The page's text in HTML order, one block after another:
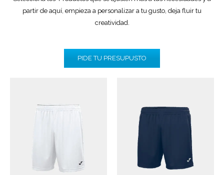
partir de aquí, empieza a personalizar a tu gusto, deja fluir tu
creatividad.
PIDE TU PRESUPUSTO